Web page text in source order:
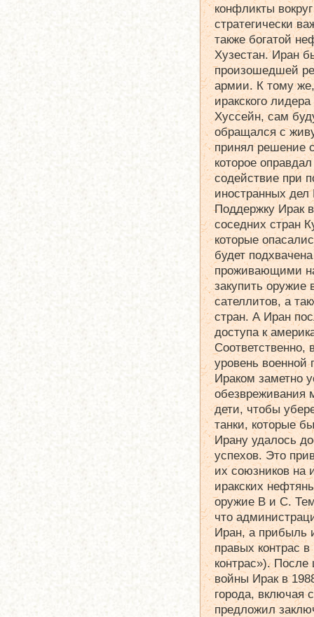
конфликты
стратегически
также богатой
Хузестан. Иран
произошедшей
армии. К тому
иракского
Хуссейн, сам
обращался с
принял решение
которое
содействие при
иностранных дел
Поддержку Ирак
соседних стран
которые
будет
проживающими
закупить оружие
сателлитов, а
стран. А Иран
доступа к
Соответственно,
уровень военной
Ираком заметно
обезвреживания
дети, чтобы
танки, которые
Ирану удалось
успехов. Это
их союзников на
иракских
оружие В и С.
что
Иран, а прибыль
правых контрас
контрас»).
войны Ирак в
города, включая
предложил